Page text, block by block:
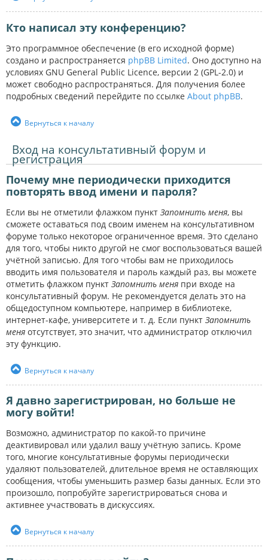
Кто написал эту конференцию?
Это программное обеспечение (в его исходной форме)
создано и распространяется phpBB Limited. Оно доступно на
условиях GNU General Public Licence, версии 2 (GPL-2.0) и
может свободно распространяться. Для получения более
подробных сведений перейдите по ссылке About phpBB.
Вернуться к началу
Вход на консультативный форум и
регистрация
Почему мне периодически приходится
повторять ввод имени и пароля?
Если вы не отметили флажком пункт Запомнить меня, вы
сможете оставаться под своим именем на консультативном
форуме только некоторое ограниченное время. Это сделано
для того, чтобы никто другой не смог воспользоваться вашей
учётной записью. Для того чтобы вам не приходилось
вводить имя пользователя и пароль каждый раз, вы можете
отметить флажком пункт Запомнить меня при входе на
консультативный форум. Не рекомендуется делать это на
общедоступном компьютере, например в библиотеке,
интернет-кафе, университете и т. д. Если пункт Запомнить
меня отсутствует, это значит, что администратор отключил
эту функцию.
Вернуться к началу
Я давно зарегистрирован, но больше не
могу войти!
Возможно, администратор по какой-то причине
деактивировал или удалил вашу учётную запись. Кроме
того, многие консультативные форумы периодически
удаляют пользователей, длительное время не оставляющих
сообщения, чтобы уменьшить размер базы данных. Если это
произошло, попробуйте зарегистрироваться снова и
активнее участвовать в дискуссиях.
Вернуться к началу